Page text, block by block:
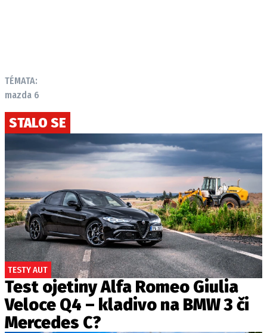
TÉMATA:
mazda 6
STALO SE
TESTY AUT
Test ojetiny Alfa Romeo Giulia
Veloce Q4 – kladivo na BMW 3 či
Mercedes C?